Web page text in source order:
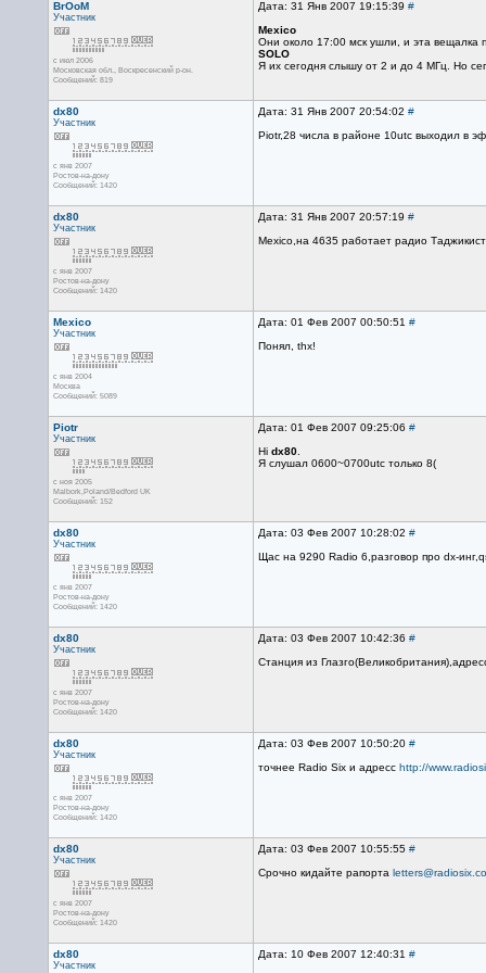
BrOoM
Участник
с июл 2006
Московская обл., Воскресенский р-он.
Сообщений: 819
Дата: 31 Янв 2007 19:15:39 #
Mexico
Они около 17:00 мск ушли, и эта вещалка
SOLO
Я их сегодня слышу от 2 и до 4 МГц. Но
dx80
Участник
с янв 2007
Ростов-на-дону
Сообщений: 1420
Дата: 31 Янв 2007 20:54:02 #
Piotr,28 числа в районе 10utc выходил в
dx80
Участник
с янв 2007
Ростов-на-дону
Сообщений: 1420
Дата: 31 Янв 2007 20:57:19 #
Meхico,на 4635 работает радио
Mexico
Участник
с янв 2004
Москва
Сообщений: 5089
Дата: 01 Фев 2007 00:50:51 #
Понял, thx!
Piotr
Участник
с ноя 2005
Malbork,Poland/Bedford UK
Сообщений: 152
Дата: 01 Фев 2007 09:25:06 #
Hi dx80.
Я слушал 0600~0700utc только 8(
dx80
Участник
с янв 2007
Ростов-на-дону
Сообщений: 1420
Дата: 03 Фев 2007 10:28:02 #
Щас на 9290 Radio 6,разговор про dx-
dx80
Участник
с янв 2007
Ростов-на-дону
Сообщений: 1420
Дата: 03 Фев 2007 10:42:36 #
Станция из
dx80
Участник
с янв 2007
Ростов-на-дону
Сообщений: 1420
Дата: 03 Фев 2007 10:50:20 #
точнее Radio Six и адресс http://
dx80
Участник
с янв 2007
Ростов-на-дону
Сообщений: 1420
Дата: 03 Фев 2007 10:55:55 #
Срочно кидайте рапорта
dx80
Участник
Дата: 10 Фев 2007 12:40:31 #